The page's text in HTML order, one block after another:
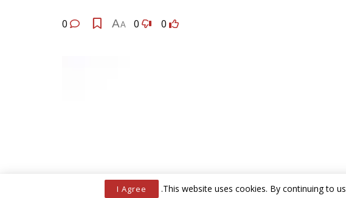
0
0
A
A
This website uses cookies. By continuing to
.
I Agree